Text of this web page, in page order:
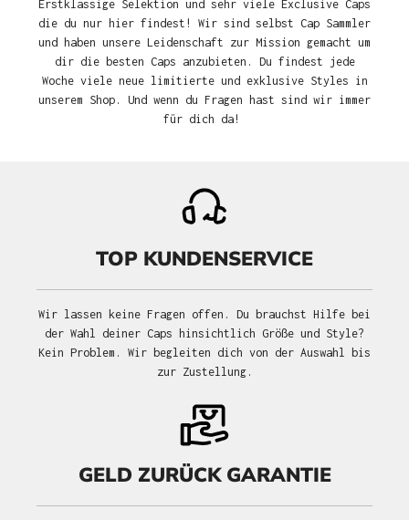
Erstklassige Selektion und sehr viele Exclusive Caps
die du nur hier findest! Wir sind selbst Cap Sammler
und haben unsere Leidenschaft zur Mission gemacht um
dir die besten Caps anzubieten. Du findest jede
Woche viele neue limitierte und exklusive Styles in
unserem Shop. Und wenn du Fragen hast sind wir immer
für dich da!
TOP KUNDENSERVICE
Wir lassen keine Fragen offen. Du brauchst Hilfe bei
der Wahl deiner Caps hinsichtlich Größe und Style?
Kein Problem. Wir begleiten dich von der Auswahl bis
zur Zustellung.
GELD ZURÜCK GARANTIE